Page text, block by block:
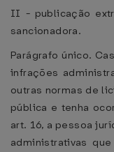
II - publicação
sancionadora.
Parágrafo único.
infrações
outras normas de
pública e tenha
art. 16, a pessoa
administrativas